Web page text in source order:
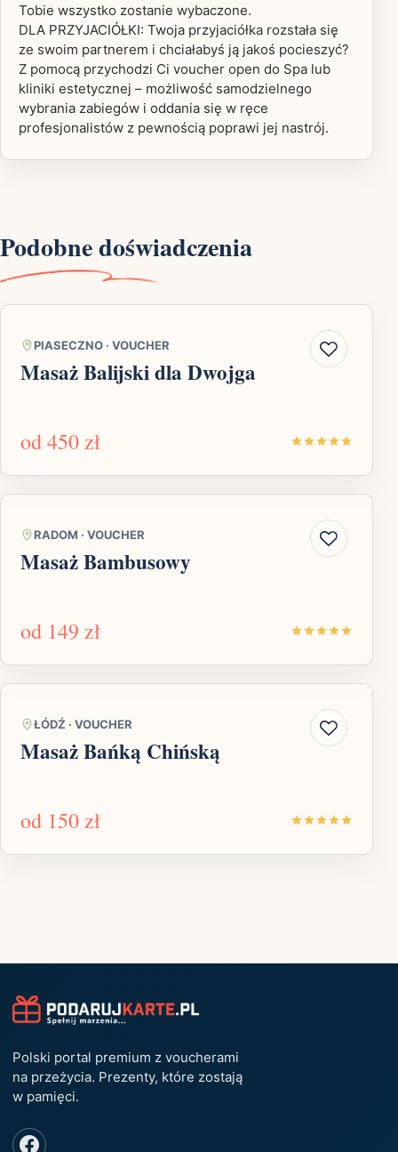
Tobie wszystko zostanie wybaczone.
DLA PRZYJACIÓŁKI: Twoja przyjaciółka rozstała się
ze swoim partnerem i chciałabyś ją jakoś pocieszyć?
Z pomocą przychodzi Ci voucher open do Spa lub
kliniki estetycznej – możliwość samodzielnego
wybrania zabiegów i oddania się w ręce
profesjonalistów z pewnością poprawi jej nastrój.
Podobne doświadczenia
PIASECZNO · VOUCHER
Masaż Balijski dla Dwojga
od450 zł
RADOM · VOUCHER
Masaż Bambusowy
od 149 zł
ŁÓDŹ · VOUCHER
Masaż Bańką Chińską
od 150 zł
Polski portal premium z voucherami
na przeżycia. Prezenty, które zostają
w pamięci.